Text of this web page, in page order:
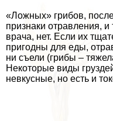
«Ложных» грибов,
признаки отравления,
врача, нет. Если их
пригодны для еды,
ни съели (грибы –
Некоторые виды
невкусные, но есть и